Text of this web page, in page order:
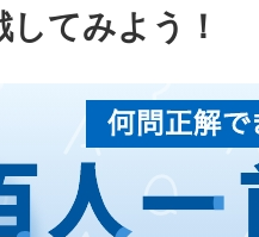
してみよう！